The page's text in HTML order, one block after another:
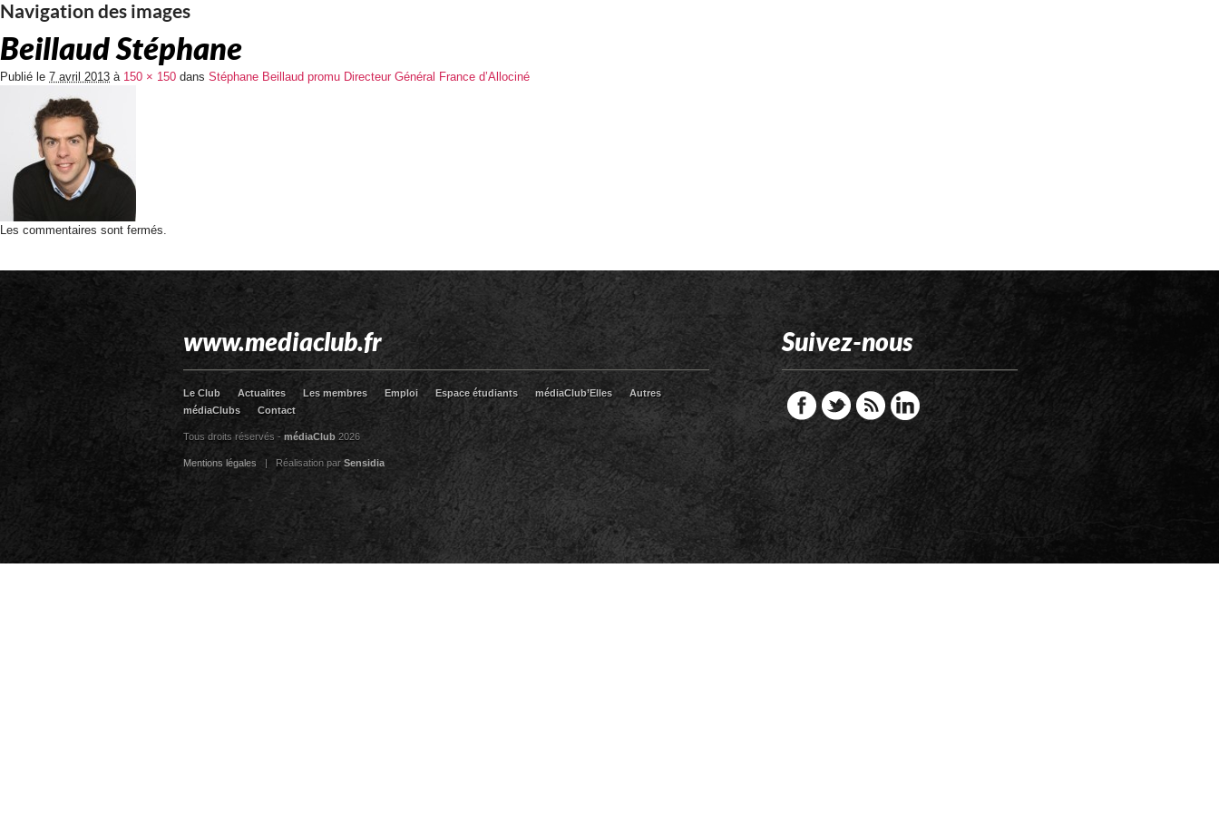
Navigation des images
Beillaud Stéphane
Publié le 7 avril 2013 à 150 × 150 dans Stéphane Beillaud promu Directeur Général France d’Allociné
Les commentaires sont fermés.
www.mediaclub.fr
Le Club Actualites Les membres Emploi Espace étudiants médiaClub’Elles
Autres
médiaClubs
Contact
Tous droits réservés - médiaClub 2026
Mentions légales | Réalisation par Sensidia
Suivez-nous
FacebookTwitter RSS LinkedIn